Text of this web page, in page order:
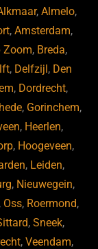
,Almelo,
,Amsterdam,
Zoom, Breda,
, Delfzijl , Den
, Dordrecht,
, Gorinchem,
, Heerlen,
, Hoogeveen,
, Leiden,
, Nieuwegein,
, Oss, Roermond,
, Sneek,
,Veendam,